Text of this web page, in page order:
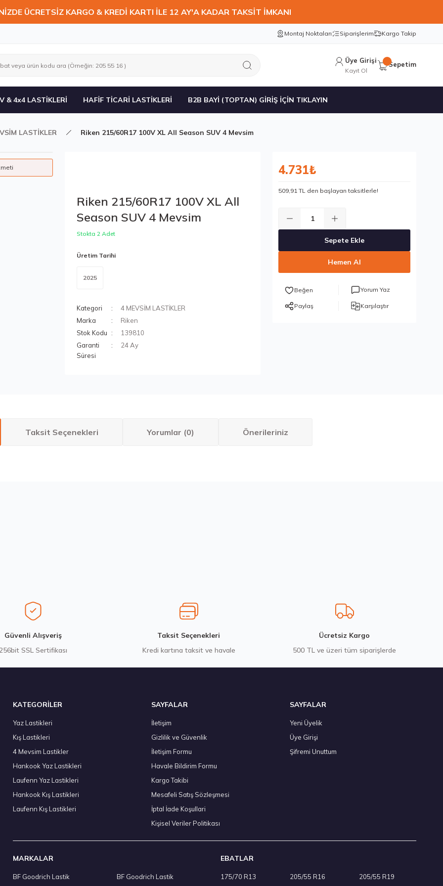
ÜCRETSİZ KARGO & KREDİ KARTI İLE 12 AY'A KADAR TAKSİT İMKANI
Montaj Noktaları Siparişlerim Kargo Takip
Üye Girişi
Kayıt Ol
Sepetim
& 4x4 LASTİKLERİ HAFİF TİCARİ LASTİKLERİ B2B BAYİ (TOPTAN) GİRİŞ İÇİN TIKLAYIN
LASTİKLER Riken 215/60R17 100V XL All Season SUV 4 Mevsim
Riken 215/60R17 100V XL All
Season SUV 4 Mevsim
Stokta 2 Adet
Üretim Tarihi
2025
Kategori
4 MEVSİM LASTİKLER
Marka
Riken
Stok Kodu
139810
Garanti
Süresi
24 Ay
4.731₺
509,91 TL den başlayan taksitlerle!
Sepete Ekle
Hemen Al
Yorum Yaz
Paylaş Karşılaştır
Taksit Seçenekleri Yorumlar (0) Önerileriniz
Michelin 295/80R22.5 X MULTIWAY 3D XDE 152/148L M+S 3PMSF 200580103
14.267,00 ₺
295/35 R21 107Y XL Eagle F1 Asymmetric 6 FP 2024
8.903,40 ₺
Sava 205/55 R16 94V XL All Weather 4Mevsim 2026
3.602,50 ₺
Stokta 12 Adet
Kumho 215/55 R16 93V Ecsta HS52 Yaz 2026
Güvenli Alışveriş
SSL Sertifikası
Taksit Seçenekleri
Kredi kartına taksit ve havale
Ücretsiz Kargo
500 TL ve üzeri tüm siparişlerde
KATEGORİLER
Yaz Lastikleri
Kış Lastikleri
4 Mevsim Lastikler
Hankook Yaz Lastikleri
Laufenn Yaz Lastikleri
Hankook Kış Lastikleri
Laufenn Kış Lastikleri
SAYFALAR
İletişim
Gizlilik ve Güvenlik
İletişim Formu
Havale Bildirim Formu
Kargo Takibi
Mesafeli Satış Sözleşmesi
İptal İade Koşullari
Kişisel Veriler Politikası
SAYFALAR
Yeni Üyelik
Üye Girişi
Şifremi Unuttum
MARKALAR
BF Goodrich Lastik BF Goodrich Lastik
EBATLAR
175/70 R13 205/55 R16 205/55 R19